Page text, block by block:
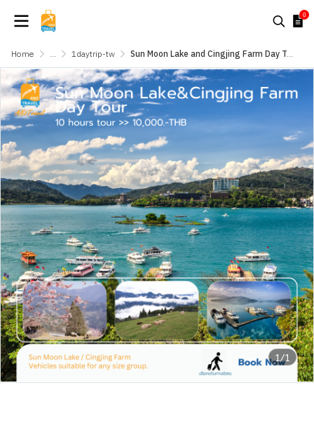
0
Home ... 1daytrip-tw Sun Moon Lake and Cingjing Farm Day Tour
1/1